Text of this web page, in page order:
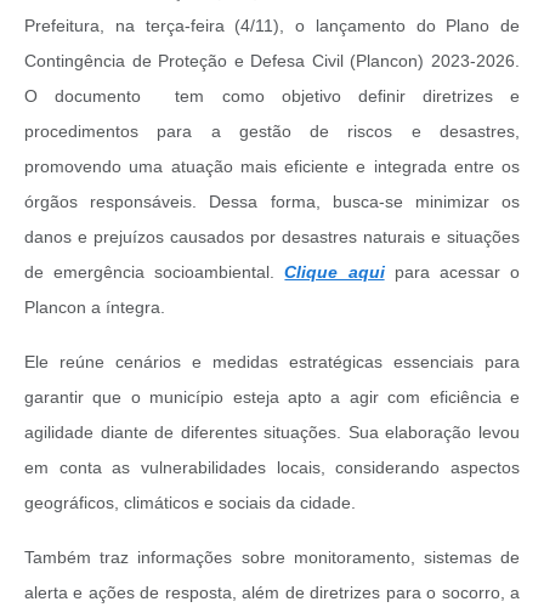
Prefeitura, na terça-feira (4/11), o lançamento do Plano de
Contingência de Proteção e Defesa Civil (Plancon) 2023-2026.
O documento tem como objetivo definir diretrizes e
procedimentos para a gestão de riscos e desastres,
promovendo uma atuação mais eficiente e integrada entre os
órgãos responsáveis. Dessa forma, busca-se minimizar os
danos e prejuízos causados por desastres naturais e situações
de emergência socioambiental.Clique aqui para acessar o
Plancon a íntegra.
Ele reúne cenários e medidas estratégicas essenciais para
garantir que o município esteja apto a agir com eficiência e
agilidade diante de diferentes situações. Sua elaboração levou
em conta as vulnerabilidades locais, considerando aspectos
geográficos, climáticos e sociais da cidade.
Também traz informações sobre monitoramento, sistemas de
alerta e ações de resposta, além de diretrizes para o socorro, a